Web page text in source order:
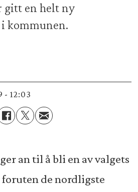
gitt en helt ny
kommunen.
- 12:03
an til å bli en av valgets
foruten de nordligste